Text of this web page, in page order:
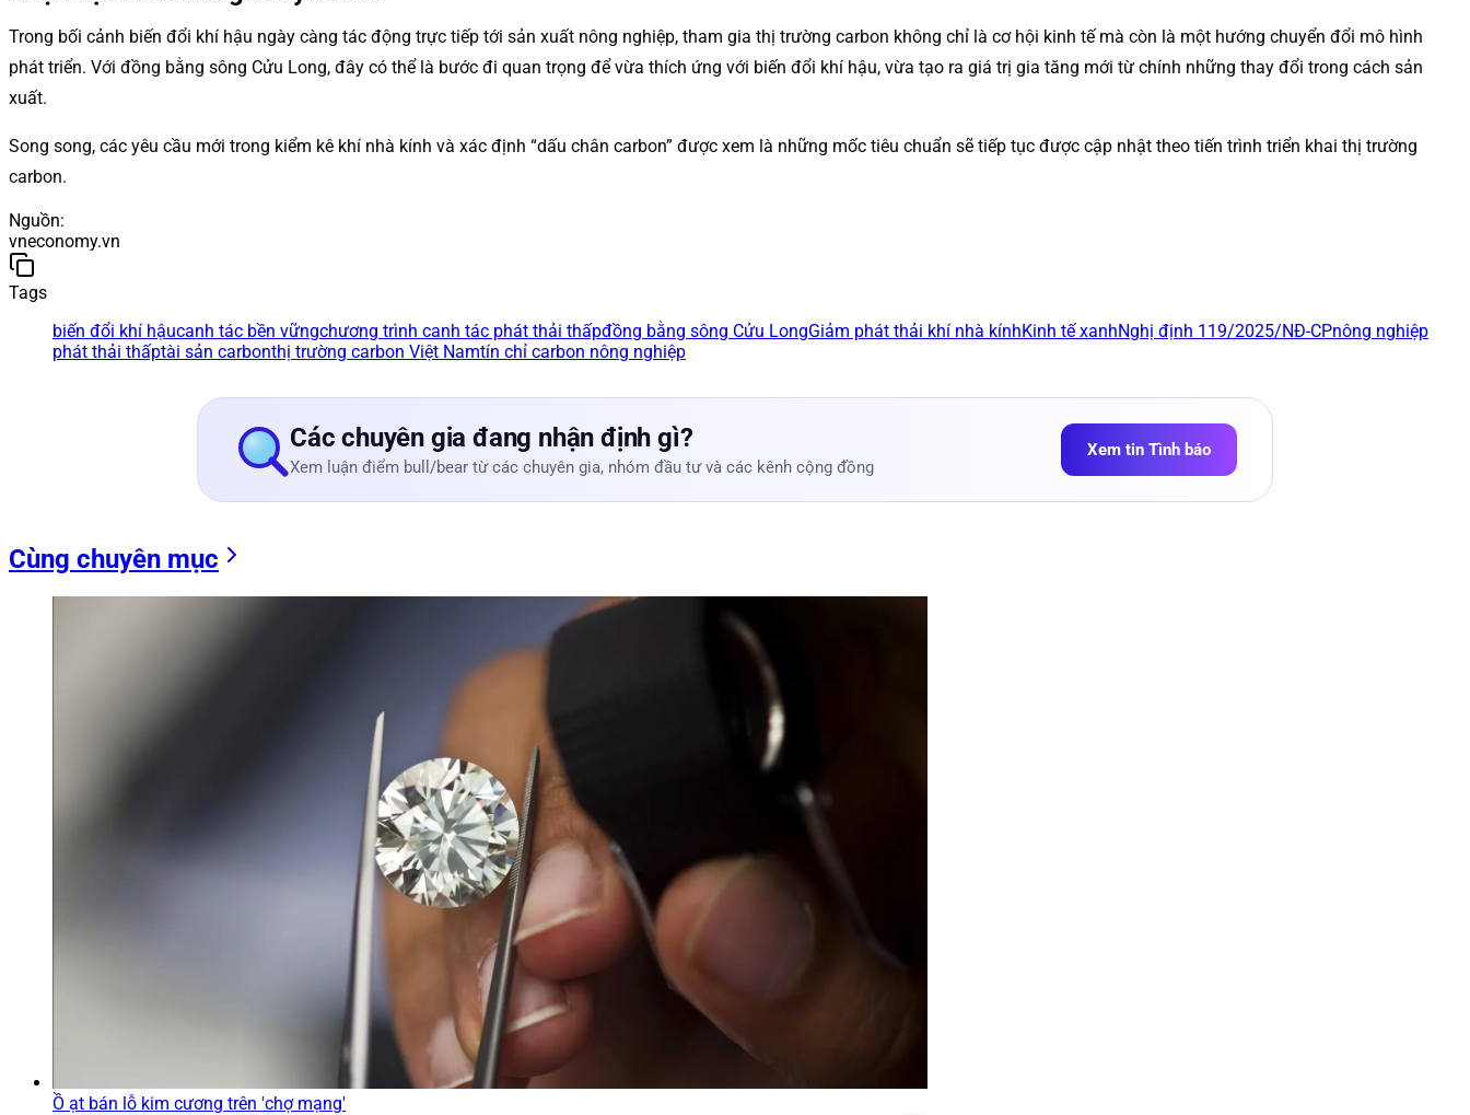
Trong bối cảnh biến đổi khí hậu ngày càng tác động trực tiếp tới sản xuất nông nghiệp, tham gia thị trường carbon không chỉ là cơ hội kinh tế mà còn là một hướng chuyển đổi mô hình
phát triển. Với đồng bằng sông Cửu Long, đây có thể là bước đi quan trọng để vừa thích ứng với biến đổi khí hậu, vừa tạo ra giá trị gia tăng mới từ chính những thay đổi trong cách sản
xuất.
Song song, các yêu cầu mới trong kiểm kê khí nhà kính và xác định “dấu chân carbon” được xem là những mốc tiêu chuẩn sẽ tiếp tục được cập nhật theo tiến trình triển khai thị trường
carbon.
Nguồn:
vneconomy.vn
Tags
biến đổi khí hậucanh tác bền vữngchương trình canh tác phát thải thấpđồng bằng sông Cửu LongGiảm phát thải khí nhà kínhKinh tế xanhNghị định 119/2025/NĐ-CPnông nghiệp
phát thải thấptài sản carbonthị trường carbon Việt Namtín chỉ carbon nông nghiệp
Các chuyên gia đang nhận định gì?
Xem luận điểm bull/bear từ các chuyên gia, nhóm đầu tư và các kênh cộng đồng
Xem tin Tình báo
Cùng chuyên mục
Ồ ạt bán lỗ kim cương trên 'chợ mạng'